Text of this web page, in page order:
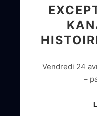
Vendredi 24
–